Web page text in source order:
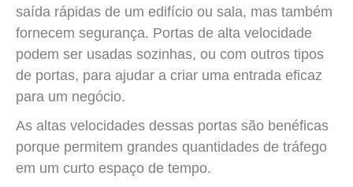
saída rápidas de um edifício ou sala, mas também
fornecem segurança. Portas de alta velocidade
podem ser usadas sozinhas, ou com outros tipos
de portas, para ajudar a criar uma entrada eficaz
para um negócio.
As altas velocidades dessas portas são benéficas
porque permitem grandes quantidades de tráfego
em um curto espaço de tempo.